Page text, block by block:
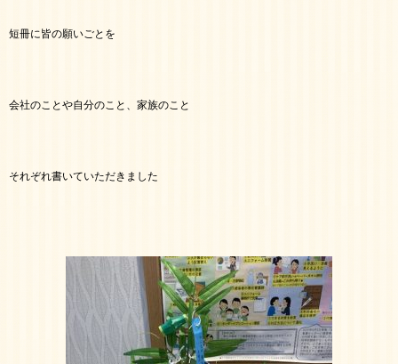
短冊に皆の願いごとを
会社のことや自分のこと、家族のこと
それぞれ書いていただきました